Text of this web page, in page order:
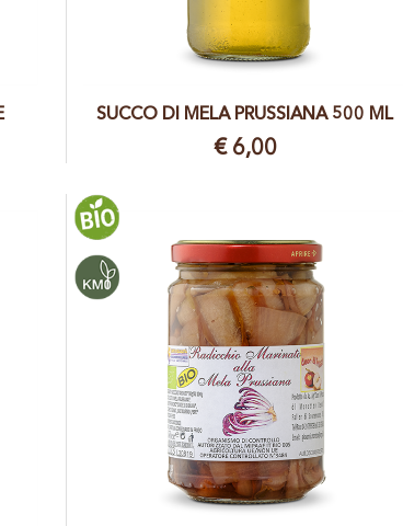
SUCCO DI MELA PRUSSIANA 500 ML
€ 6,00